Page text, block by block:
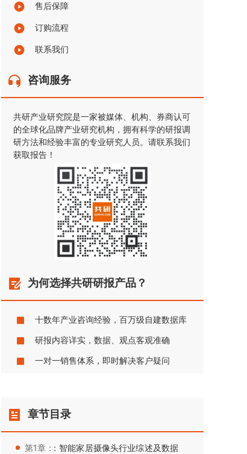
售后保障
订购流程
联系我们
咨询服务
共研产业研究院是一家被媒体、机构、券商认可
的全球化品牌产业研究机构，拥有科学的研报调
研方法和经验丰富的专业研究人员。请联系我们
获取报告！
为何选择共研研报产品？
十数年产业咨询经验，百万级自建数据库
研报内容详实，数据、观点客观准确
一对一销售体系，即时解决客户疑问
章节目录
第1章： ：智能家居摄像头行业综述及数据